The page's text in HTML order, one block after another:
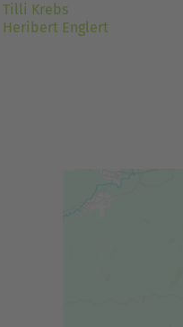
Tilli Krebs
Heribert Englert